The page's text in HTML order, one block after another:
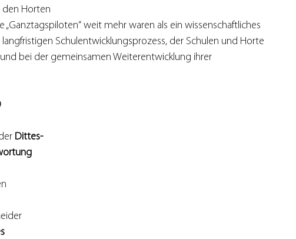
den Horten
„Ganztagspiloten“ weit mehr waren als ein wissenschaftliches
Schulentwicklungsprozess, der Schulen und Horte
bei der gemeinsamen Weiterentwicklung ihrer
Dittes-